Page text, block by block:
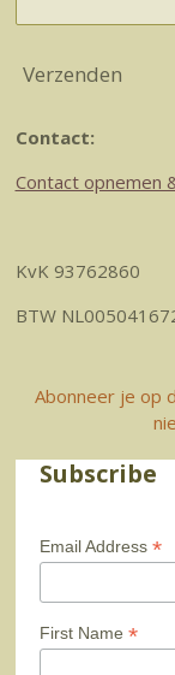
Verzenden
Contact:
Contact opnemen
KvK 93762860
BTW
Abonneer je op
Subscribe
Email Address *
First Name *